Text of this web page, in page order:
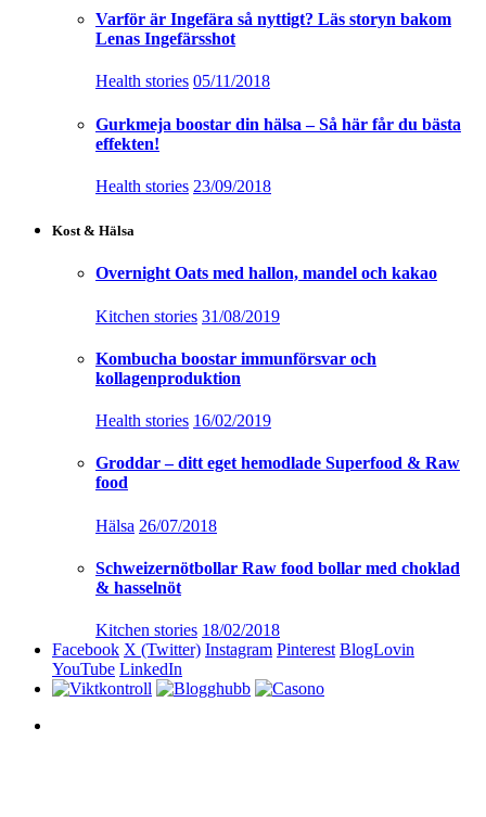
Varför är Ingefära så nyttigt? Läs storyn bakom
Lenas Ingefärsshot
Health stories 05/11/2018
Gurkmeja boostar din hälsa – Så här får du bästa
effekten!
Health stories 23/09/2018
Kost & Hälsa
Overnight Oats med hallon, mandel och kakao
Kitchen stories 31/08/2019
Kombucha boostar immunförsvar och
kollagenproduktion
Health stories 16/02/2019
Groddar – ditt eget hemodlade Superfood & Raw
food
Hälsa 26/07/2018
Schweizernötbollar Raw food bollar med choklad
& hasselnöt
Kitchen stories 18/02/2018
Facebook X (Twitter) Instagram Pinterest BlogLovin
YouTube LinkedIn